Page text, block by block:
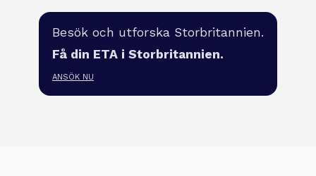
Besök och utforska Storbritannien.
Få din ETA i Storbritannien.
ANSÖK NU